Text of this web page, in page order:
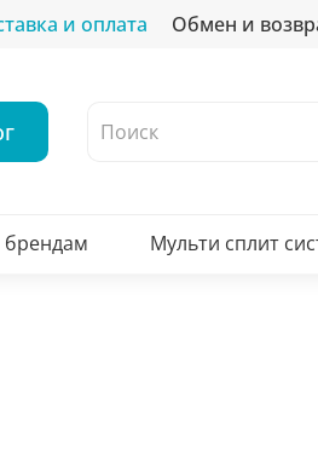
и оплата Обмен и
брендам Мульти сплит